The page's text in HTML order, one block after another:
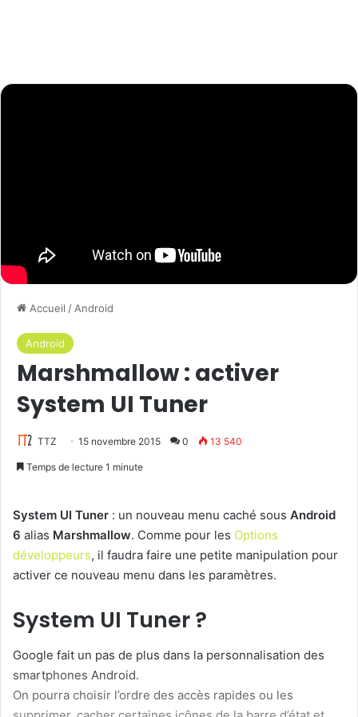
Accueil / Android
Android
Marshmallow : activer
System UI Tuner
TTZ 15 novembre 2015 0 13 540
Temps de lecture 1 minute
System UI Tuner : un nouveau menu caché sous Android
6 alias Marshmallow. Comme pour les Options
développeurs, il faudra faire une petite manipulation pour
activer ce nouveau menu dans les paramètres.
System UI Tuner ?
Google fait un pas de plus dans la personnalisation des
smartphones Android.
On pourra choisir l’ordre des accès rapides ou les